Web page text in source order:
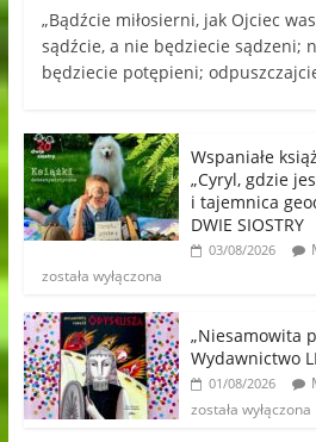
„Bądźcie miłosierni, jak Ojciec
sądźcie, a nie będziecie sądzeni;
będziecie potępieni;
Wspaniałe
„Cyryl, gdzie
i tajemnica
DWIE SIOSTRY
03/08/2026
została wyłączona
„Niesamowita
Wydawnictwo
01/08/2026
została wyłączona